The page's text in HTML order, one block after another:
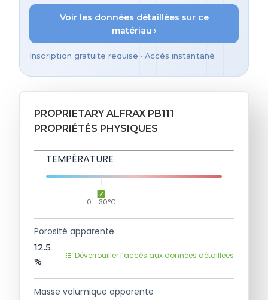
Voir les données détaillées sur ce
matériau ›
Inscription gratuite requise • Accès instantané
PROPRIETARY ALFRAX PB111
PROPRIÉTÉS PHYSIQUES
TEMPÉRATURE
0 - 30°C
Porosité apparente
12.5
%
Déverrouiller l’accès aux données détaillées
Masse volumique apparente